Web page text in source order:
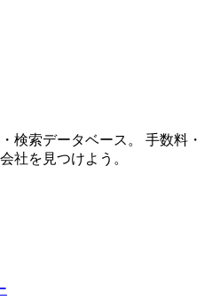
検索データベース。 手数料・
社を見つけよう。